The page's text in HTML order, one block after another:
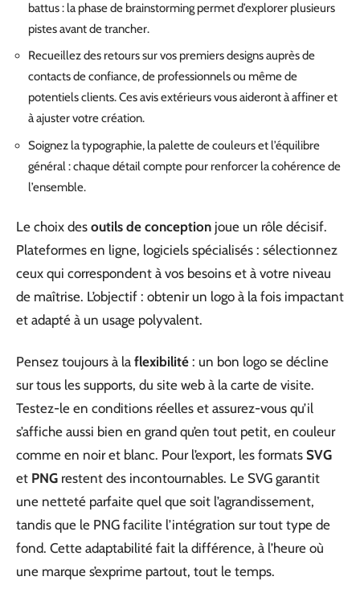
battus : la phase de brainstorming permet d’explorer plusieurs
pistes avant de trancher.
Recueillez des retours sur vos premiers designs auprès de
contacts de confiance, de professionnels ou même de
potentiels clients. Ces avis extérieurs vous aideront à affiner et
à ajuster votre création.
Soignez la typographie, la palette de couleurs et l’équilibre
général : chaque détail compte pour renforcer la cohérence de
l’ensemble.
Le choix des outils de conception joue un rôle décisif.
Plateformes en ligne, logiciels spécialisés : sélectionnez
ceux qui correspondent à vos besoins et à votre niveau
de maîtrise. L’objectif : obtenir un logo à la fois impactant
et adapté à un usage polyvalent.
Pensez toujours à la flexibilité : un bon logo se décline
sur tous les supports, du site web à la carte de visite.
Testez-le en conditions réelles et assurez-vous qu’il
s’affiche aussi bien en grand qu’en tout petit, en couleur
comme en noir et blanc. Pour l’export, les formats SVG
et PNG restent des incontournables. Le SVG garantit
une netteté parfaite quel que soit l’agrandissement,
tandis que le PNG facilite l’intégration sur tout type de
fond. Cette adaptabilité fait la différence, à l’heure où
une marque s’exprime partout, tout le temps.